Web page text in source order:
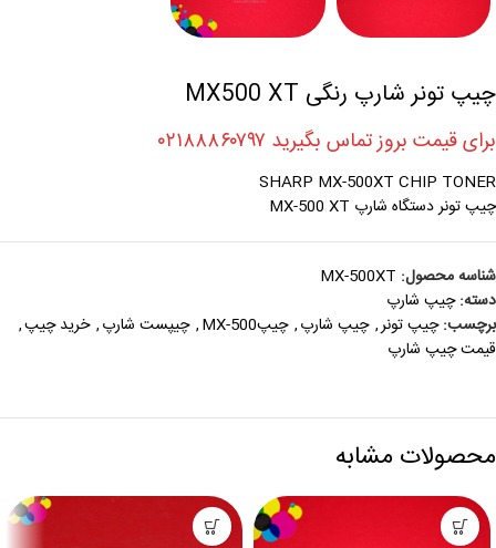
چیپ تونر شارپ رنگی MX500 XT
برای قیمت بروز تماس بگیرید ۰۲۱۸۸۸۶۰۷۹۷
SHARP MX-500XT CHIP TONER
چیپ تونر دستگاه شارپ MX-500 XT
شناسه محصول: MX-500XT
دسته: چیپ شارپ
برچسب: چیپ تونر, چیپ شارپ, چیپMX-500 , چیپست شارپ, خرید چیپ,
قیمت چیپ شارپ
محصولات مشابه